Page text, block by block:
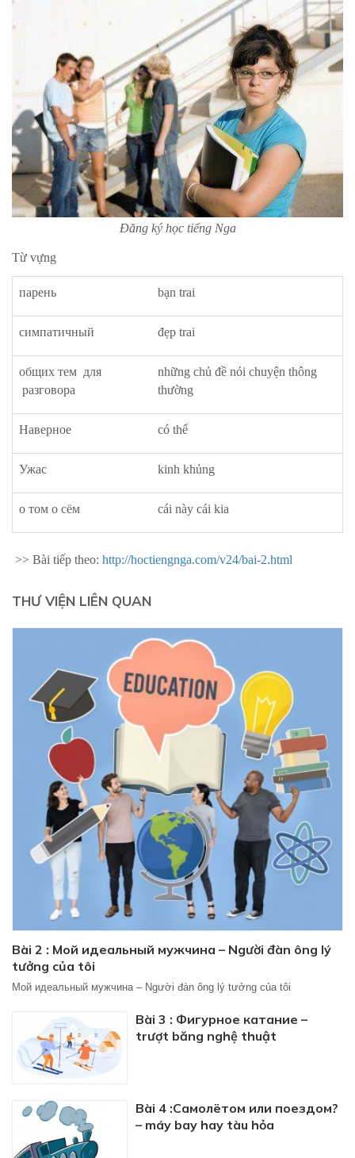
Đăng ký học tiếng Nga
Từ vựng
парень bạn trai
симпатичный đẹp trai
общих тем для
разговора
những chủ đề nói chuyện thông
thường
Наверное có thể
Ужас kinh khủng
о том о сём cái này cái kia
>> Bài tiếp theo: http://hoctiengnga.com/v24/bai-2.html
THƯ VIỆN LIÊN QUAN
Bài 2 : Мой идеальный мужчина – Người đàn ông lý
tưởng của tôi
Мой идеальный мужчина – Người đàn ông lý tưởng của tôi
Bài 3 : Фигурное катание –
trượt băng nghệ thuật
Bài 4 :Самолётом или поездом?
– máy bay hay tàu hỏa